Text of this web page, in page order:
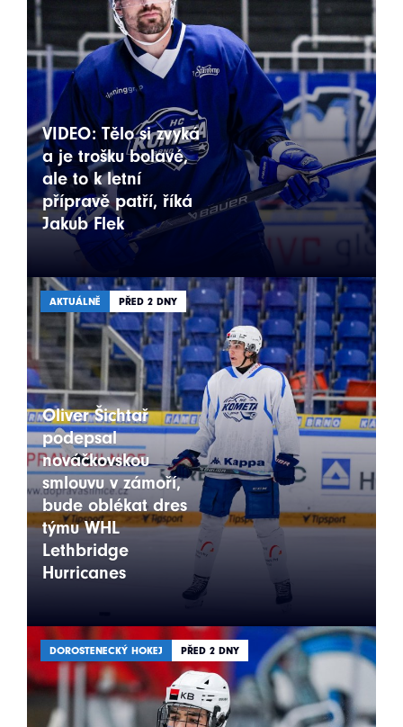
VIDEO: Tělo si zvyká
a je trošku bolavé,
ale to k letní
přípravě patří, říká
Jakub Flek
AKTUÁLNĚ PŘED 2 DNY
Oliver Šichtař
podepsal
nováčkovskou
smlouvu v zámoří,
bude oblékat dres
týmu WHL
Lethbridge
Hurricanes
DOROSTENECKÝ HOKEJ PŘED 2 DNY